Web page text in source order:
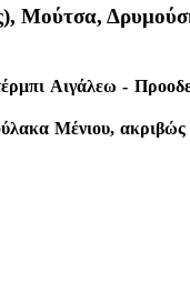
Μούτσα,
Αιγάλεω -
Μένιου, ακριβώς